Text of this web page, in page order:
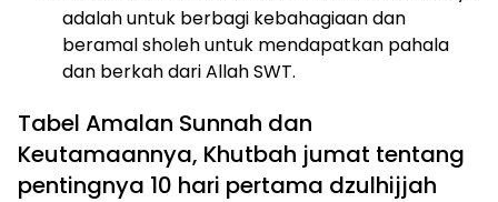
adalah untuk berbagi kebahagiaan dan
beramal sholeh untuk mendapatkan pahala
dan berkah dari Allah SWT.
Tabel Amalan Sunnah dan
Keutamaannya, Khutbah jumat tentang
pentingnya 10 hari pertama dzulhijjah